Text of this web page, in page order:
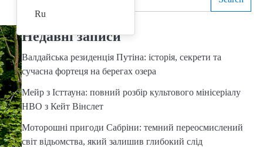
Ru
Недавні записи
Валдайська резиденція Путіна: історія, секрети та
сучасна фортеця на берегах озера
Мейр з Істтауна: повний розбір культового мінісеріалу
HBO з Кейт Вінслет
Моторошні пригоди Сабріни: темний переосмислений
світ відьомства, який залишив глибокий слід